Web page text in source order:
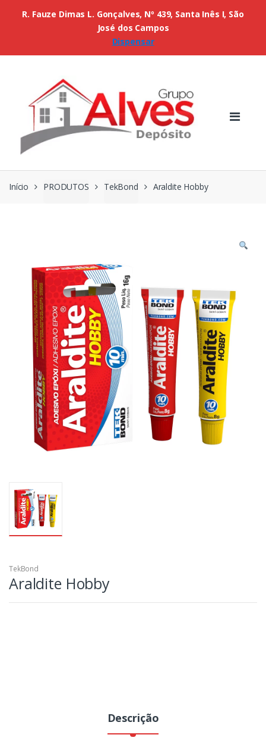
Início PRODUTOS TekBond Araldite Hobby
TekBond
Araldite Hobby
Descrição
R. Fauze Dimas L. Gonçalves, Nº 439, Santa Inês I, São
José dos Campos
Dispensar